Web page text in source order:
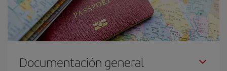
Documentación general